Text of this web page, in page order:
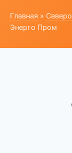
Главная »
Энерго Пром